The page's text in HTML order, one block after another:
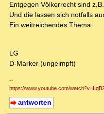
Entgegen Völkerrecht sind
Und die lassen sich notfalls
Ein weitreichendes Thema.
LG
D-Marker (ungeimpft)
--
https://www.youtube.com/
antworten